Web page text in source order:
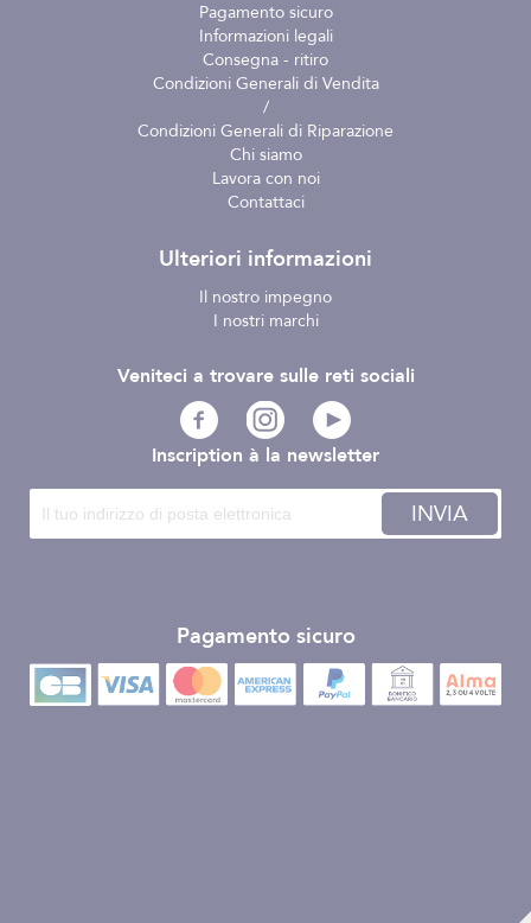
Pagamento sicuro
Informazioni legali
Consegna - ritiro
Condizioni Generali di Vendita
/
Condizioni Generali di Riparazione
Chi siamo
Lavora con noi
Contattaci
Ulteriori informazioni
Il nostro impegno
I nostri marchi
Inscription à la newsletter
INVIA
Pagamento sicuro
Veniteci a trovare sulle reti sociali